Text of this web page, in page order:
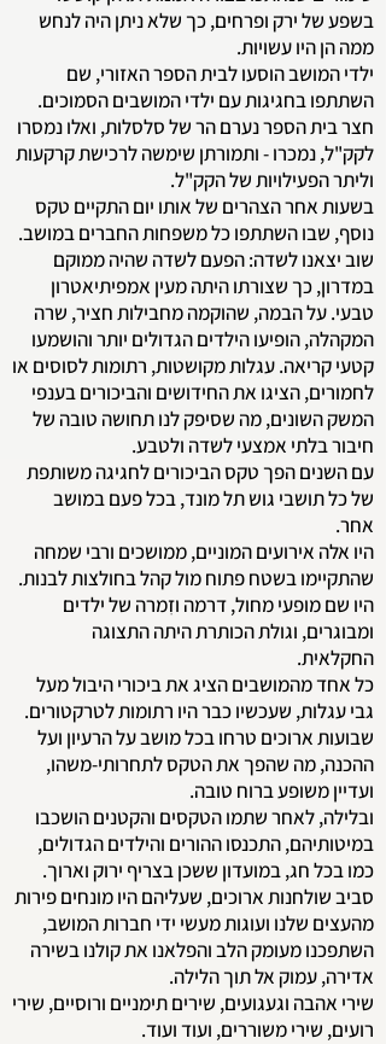
בשפע של ירק ופרחים, כך שלא ניתן היה לנחש
ממה הן היו עשויות.
ילדי המושב הוסעו לבית הספר האזורי, שם
השתתפו בחגיגות עם ילדי המושבים הסמוכים.
חצר בית הספר נערם הר של סלסלות, ואלו נמסרו
לקק"ל, נמכרו - ותמורתן שימשה לרכישת קרקעות
וליתר הפעילויות של הקק"ל.
בשעות אחר הצהרים של אותו יום התקיים טקס
נוסף, שבו השתתפו כל משפחות החברים במושב.
שוב יצאנו לשדה: הפעם לשדה שהיה ממוקם
במדרון, כך שצורתו היתה מעין אמפיתיאטרון
טבעי. על הבמה, שהוקמה מחבילות חציר, שרה
המקהלה, הופיעו הילדים הגדולים יותר והושמעו
קטעי קריאה. עגלות מקושטות, רתומות לסוסים או
לחמורים, הציגו את החידושים והביכורים בענפי
המשק השונים, מה שסיפק לנו תחושה טובה של
חיבור בלתי אמצעי לשדה ולטבע.
עם השנים הפך טקס הביכורים לחגיגה משותפת
של כל תושבי גוש תל מונד, בכל פעם במושב
אחר.
היו אלה אירועים המוניים, ממושכים ורבי שמחה
שהתקיימו בשטח פתוח מול קהל בחולצות לבנות.
היו שם מופעי מחול, דרמה וזִמרה של ילדים
ומבוגרים, וגולת הכותרת היתה התצוגה
החקלאית.
כל אחד מהמושבים הציג את ביכורי היבול מעל
גבי עגלות, שעכשיו כבר היו רתומות לטרקטורים.
שבועות ארוכים טרחו בכל מושב על הרעיון ועל
ההכנה, מה שהפך את הטקס לתחרותי-משהו,
ועדיין משופע ברוח טובה.
ובלילה, לאחר שתמו הטקסים והקטנים הושכבו
במיטותיהם, התכנסו ההורים והילדים הגדולים,
כמו בכל חג, במועדון ששכן בצריף ירוק וארוך.
סביב שולחנות ארוכים, שעליהם היו מונחים פירות
מהעצים שלנו ועוגות מעשי ידי חברות המושב,
השתפכנו מעומק הלב והפלאנו את קולנו בשירה
אדירה, עמוק אל תוך הלילה.
שירי אהבה וגעגועים, שירים תימניים ורוסיים, שירי
רועים, שירי משוררים, ועוד ועוד.